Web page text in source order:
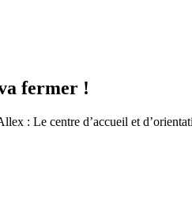
fermer !
: Le centre d’accueil et